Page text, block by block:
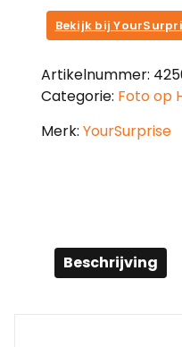
Bekijk bij
Artikelnummer:
Categorie: Foto op
Merk: YourSurprise
Beschrijving